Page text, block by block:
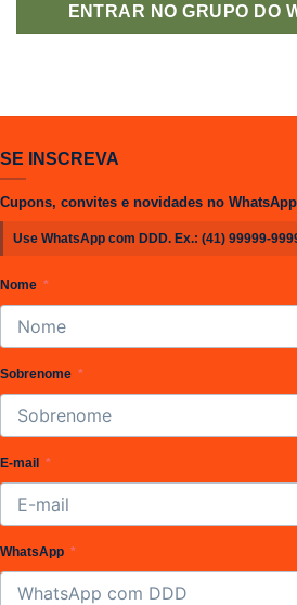
ENTRAR NO GRUPO DO
SE INSCREVA
Cupons, convites e novidades no
Use WhatsApp com DDD. Ex.: (41) 99999-
Nome
Sobrenome
E-mail
WhatsApp